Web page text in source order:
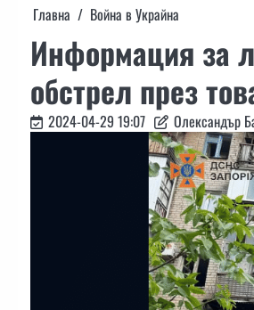
Главна Война в Украйна
Информация за
обстрел през
2024-04-29 19:07 Олександър